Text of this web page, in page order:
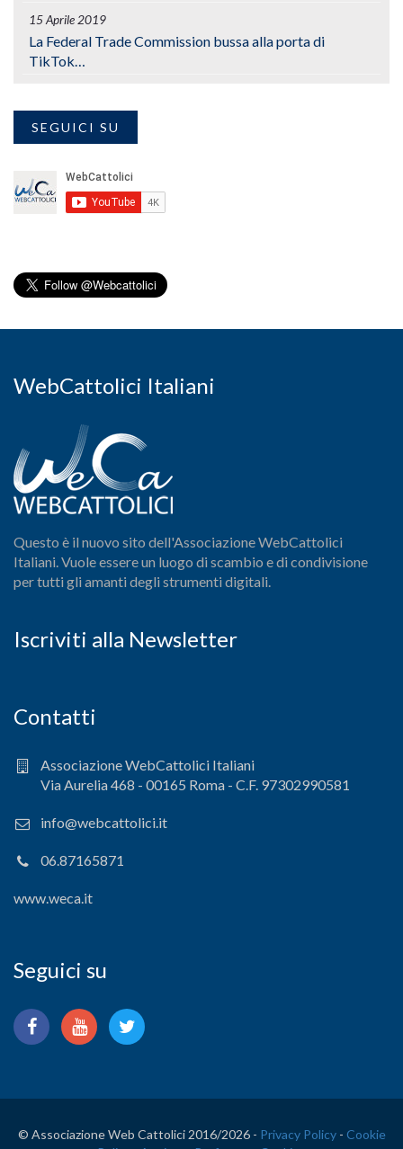
15 Aprile 2019
La Federal Trade Commission bussa alla porta di
TikTok…
SEGUICI SU
WebCattolici Italiani
Questo è il nuovo sito dell'Associazione WebCattolici
Italiani. Vuole essere un luogo di scambio e di condivisione
per tutti gli amanti degli strumenti digitali.
Iscriviti alla Newsletter
Contatti
Associazione WebCattolici Italiani
Via Aurelia 468 - 00165 Roma - C.F. 97302990581
info@webcattolici.it
06.87165871
www.weca.it
Seguici su
© Associazione Web Cattolici 2016/2026 - Privacy Policy- Cookie